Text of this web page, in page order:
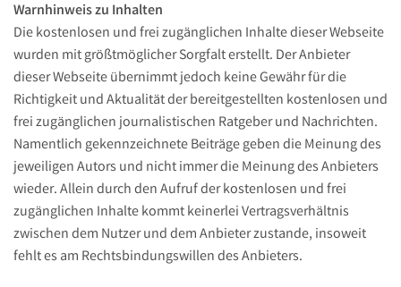
Warnhinweis zu Inhalten
Die kostenlosen und frei zugänglichen Inhalte dieser Webseite
wurden mit größtmöglicher Sorgfalt erstellt. Der Anbieter
dieser Webseite übernimmt jedoch keine Gewähr für die
Richtigkeit und Aktualität der bereitgestellten kostenlosen und
frei zugänglichen journalistischen Ratgeber und Nachrichten.
Namentlich gekennzeichnete Beiträge geben die Meinung des
jeweiligen Autors und nicht immer die Meinung des Anbieters
wieder. Allein durch den Aufruf der kostenlosen und frei
zugänglichen Inhalte kommt keinerlei Vertragsverhältnis
zwischen dem Nutzer und dem Anbieter zustande, insoweit
fehlt es am Rechtsbindungswillen des Anbieters.